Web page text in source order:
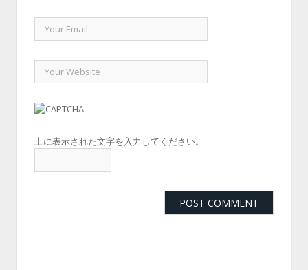
上に表示された文字を入力してください。